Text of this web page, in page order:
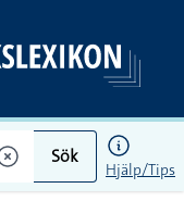
Sök
Hjälp/Tips